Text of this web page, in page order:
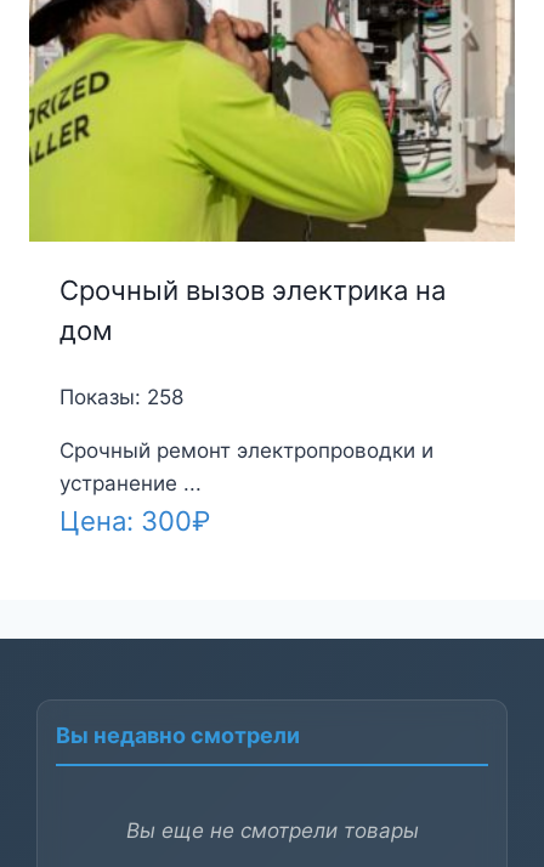
Срочный вызов электрика на
дом
Показы: 258
Срочный ремонт электропроводки и
устранение ...
Цена: 300₽
Вы недавно смотрели
Вы еще не смотрели товары